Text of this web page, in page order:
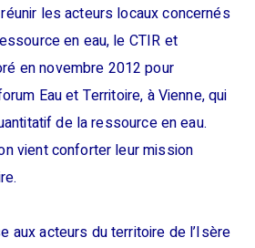
les acteurs locaux concernés
en eau, le CTIR et
en novembre 2012 pour
Eau et Territoire, à Vienne, qui
de la ressource en eau.
vient conforter leur mission
aux acteurs du territoire de l’Isère